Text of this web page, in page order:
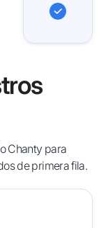
Chanty para
de primera fila.